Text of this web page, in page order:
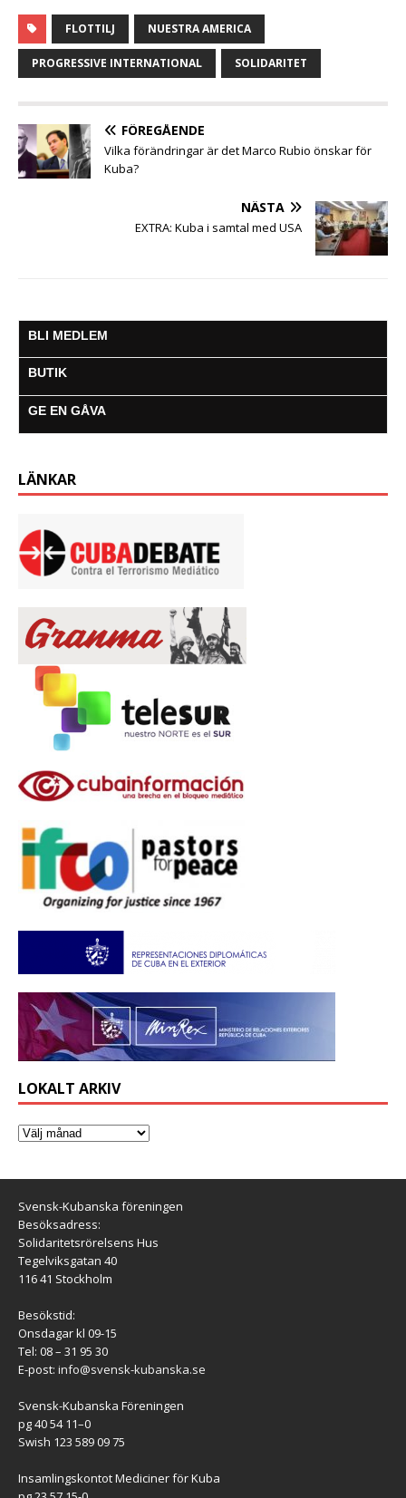
e
b
o
t
t
e
a
t
s
A
s
s
e
n
r
a
i
l
e
g
r
FLOTTILJ NUESTRA AMERICA
PROGRESSIVE INTERNATIONAL SOLIDARITET
FÖREGÅENDE
Vilka förändringar är det Marco Rubio önskar för
Kuba?
NÄSTA
EXTRA: Kuba i samtal med USA
BLI MEDLEM
BUTIK
GE EN GÅVA
LÄNKAR
LOKALT ARKIV
Svensk-Kubanska föreningen
Besöksadress:
Solidaritetsrörelsens Hus
Tegelviksgatan 40
116 41 Stockholm
Besökstid:
Onsdagar kl 09-15
Tel: 08 – 31 95 30
E-post: info@svensk-kubanska.se
Svensk-Kubanska Föreningen
pg 40 54 11–0
Swish 123 589 09 75
Insamlingskontot Mediciner för Kuba